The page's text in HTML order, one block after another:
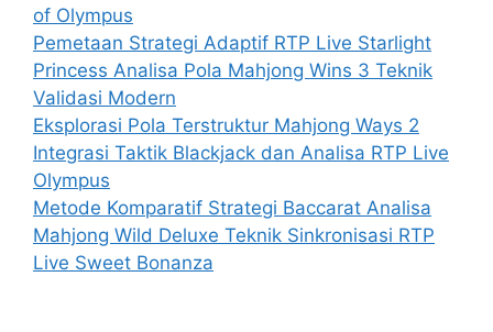
of Olympus
Pemetaan Strategi Adaptif RTP Live Starlight
Princess Analisa Pola Mahjong Wins 3 Teknik
Validasi Modern
Eksplorasi Pola Terstruktur Mahjong Ways 2
Integrasi Taktik Blackjack dan Analisa RTP Live
Olympus
Metode Komparatif Strategi Baccarat Analisa
Mahjong Wild Deluxe Teknik Sinkronisasi RTP
Live Sweet Bonanza